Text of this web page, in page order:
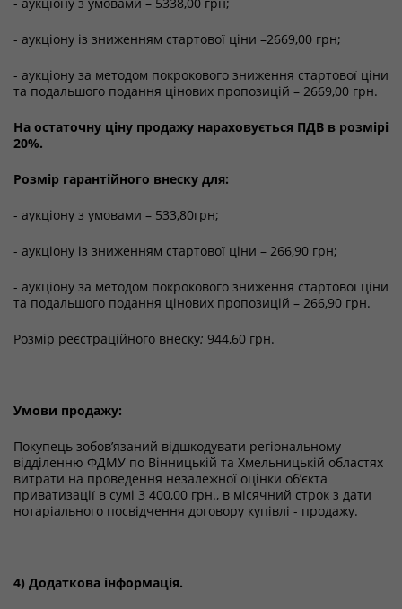
- аукціону із зниженням стартової ціни –2669,00 грн;
- аукціону за методом покрокового зниження стартової ціни
та подальшого подання цінових пропозицій – 2669,00 грн.
На остаточну ціну продажу нараховується ПДВ в розмірі
20%.
Розмір гарантійного внеску для:
- аукціону з умовами – 533,80грн;
- аукціону із зниженням стартової ціни – 266,90 грн;
- аукціону за методом покрокового зниження стартової ціни
та подальшого подання цінових пропозицій – 266,90 грн.
Розмір реєстраційного внеску: 944,60 грн.
Умови продажу:
Покупець зобов’язаний відшкодувати регіональному
відділенню ФДМУ по Вінницькій та Хмельницькій областях
витрати на проведення незалежної оцінки об’єкта
приватизації в сумі 3 400,00 грн., в місячний строк з дати
нотаріального посвідчення договору купівлі - продажу.
4) Додаткова інформація.